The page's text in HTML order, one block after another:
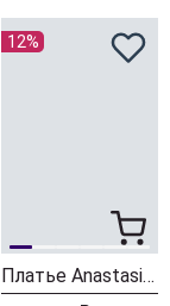
12%
Платье Anastasia 1221 пудровое